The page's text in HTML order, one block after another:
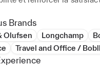
forte capacité
outils et
des actions concrètes afin
fixés.
Brands
Olufsen Longchamp
Travel and Office /